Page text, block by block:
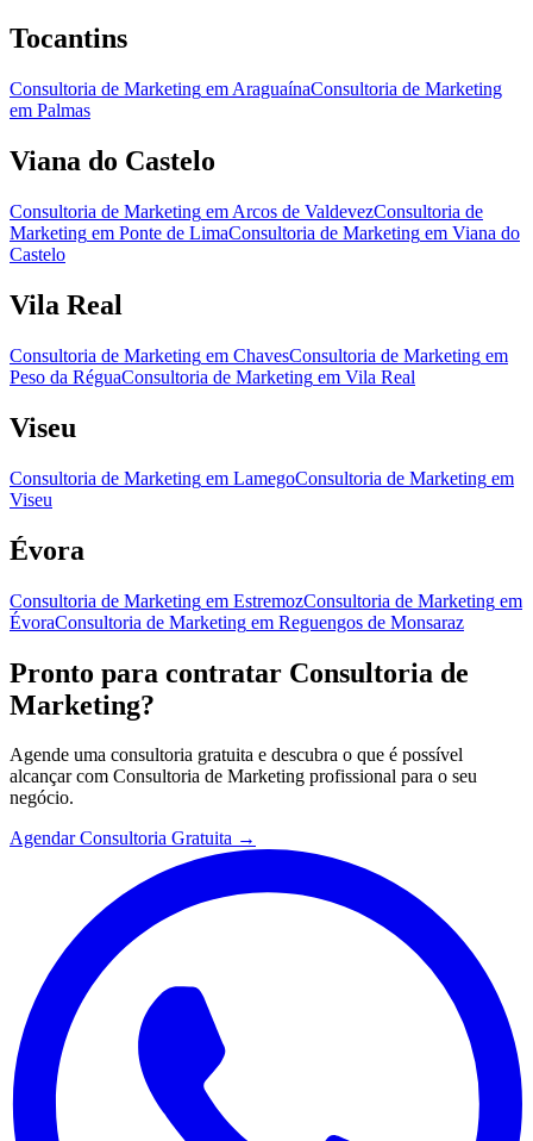
Tocantins
Consultoria de Marketing em AraguaínaConsultoria de Marketing
em Palmas
Viana do Castelo
Consultoria de Marketing em Arcos de ValdevezConsultoria de
Marketing em Ponte de LimaConsultoria de Marketing em Viana do
Castelo
Vila Real
Consultoria de Marketing em ChavesConsultoria de Marketing em
Peso da RéguaConsultoria de Marketing em Vila Real
Viseu
Consultoria de Marketing em LamegoConsultoria de Marketing em
Viseu
Évora
Consultoria de Marketing em EstremozConsultoria de Marketing em
ÉvoraConsultoria de Marketing em Reguengos de Monsaraz
Pronto para contratar Consultoria de
Marketing?
Agende uma consultoria gratuita e descubra o que é possível
alcançar com Consultoria de Marketing profissional para o seu
negócio.
Agendar Consultoria Gratuita →